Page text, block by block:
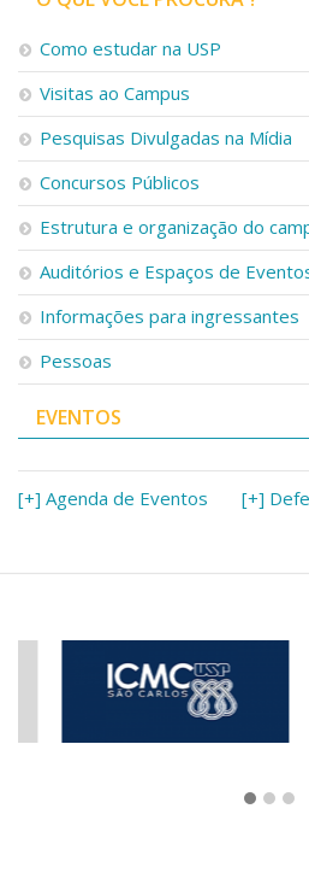
Como estudar na USP
Visitas ao Campus
Pesquisas Divulgadas na Mídia
Concursos Públicos
Estrutura e organização do
Auditórios e Espaços de
Informações para ingressantes
Pessoas
EVENTOS
[+] Agenda de Eventos [+]